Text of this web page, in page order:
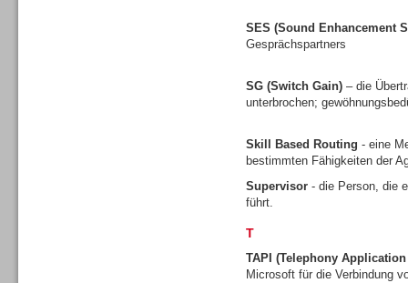
SES (Sound Enhancement
Gesprächspartners
SG (Switch Gain) – die
unterbrochen;
Skill Based Routing - eine
bestimmten Fähigkeiten der
Supervisor - die Person, die
führt.
T
TAPI (Telephony
Microsoft für die Verbindung